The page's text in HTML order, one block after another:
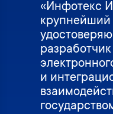
«Инфотекс
крупнейший
и